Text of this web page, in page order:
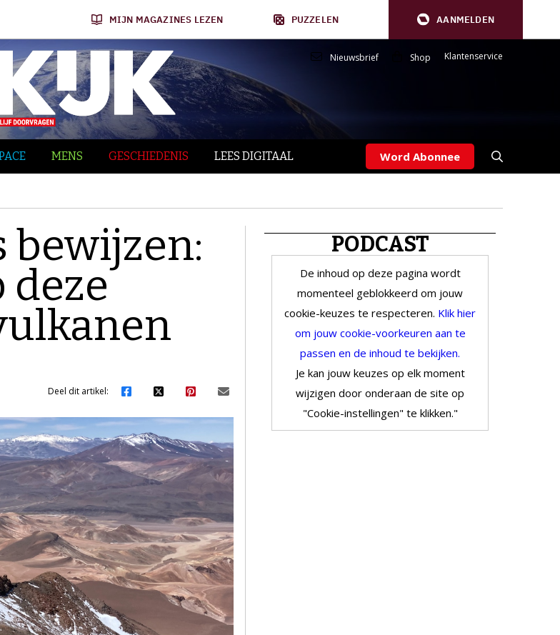
MIJN MAGAZINES LEZEN PUZZELEN AANMELDEN
Nieuwsbrief Shop Klantenservice
MENS GESCHIEDENIS LEES DIGITAAL Word Abonnee
Deel dit artikel:
PODCAST
De inhoud op deze pagina wordt
momenteel geblokkeerd om jouw
cookie-keuzes te respecteren. Klik hier
om jouw cookie-voorkeuren aan te
passen en de inhoud te bekijken.
Je kan jouw keuzes op elk moment
wijzigen door onderaan de site op
"Cookie-instellingen" te klikken."